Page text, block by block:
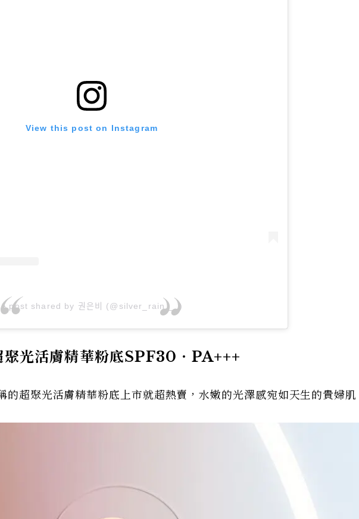
View this post on Instagram
A post shared by 권은비 (@silver_rain.__)
聚光活膚精華粉底SPF30．PA+++
的超聚光活膚精華粉底上市就超熱賣，水嫩的光澤感宛如天生的貴婦肌